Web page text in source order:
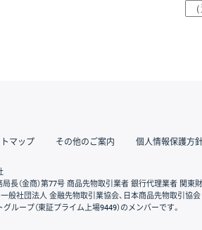
マップ その他のご案内 個人情報保護方
長（金商）第77号 商品先物取引業者 銀行代理業者 関東
一般社団法人 金融先物取引業協会、日本商品先物取引協会
ループ（東証プライム上場9449）のメンバーです。